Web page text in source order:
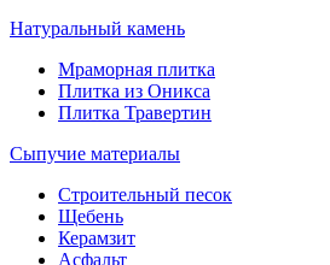
Натуральный камень
Мраморная плитка
Плитка из Оникса
Плитка Травертин
Сыпучие материалы
Строительный песок
Щебень
Керамзит
Асфальт